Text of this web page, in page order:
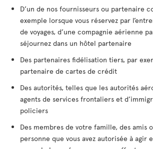
D’un de nos fournisseurs ou partenaire
exemple lorsque vous réservez par
de voyages, d’une compagnie aérienne
séjournez dans un hôtel partenaire
Des partenaires fidélisation tiers, par
partenaire de cartes de crédit
Des autorités, telles que les autorités
agents de services frontaliers et
policiers
Des membres de votre famille, des amis
personne que vous avez autorisée à agir